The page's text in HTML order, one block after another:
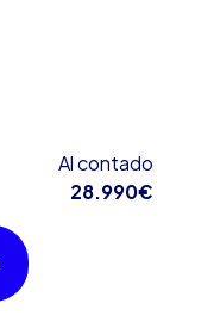
Al contado
28.990€